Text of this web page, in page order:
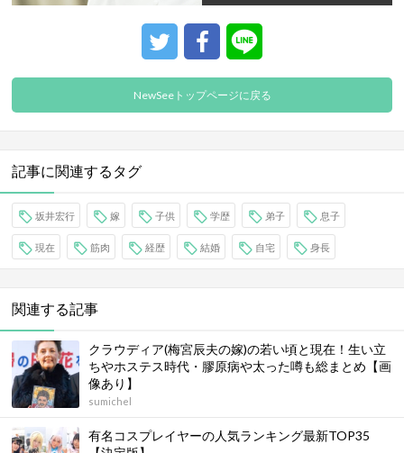
NewSeeトップページに戻る
記事に関連するタグ
坂井宏行 嫁 子供 学歴 弟子 息子
現在 筋肉 経歴 結婚 自宅 身長
関連する記事
クラウディア(梅宮辰夫の嫁)の若い頃と現在！生い立
ちやホステス時代・膠原病や太った噂も総まとめ【画
像あり】
sumichel
有名コスプレイヤーの人気ランキング最新TOP35